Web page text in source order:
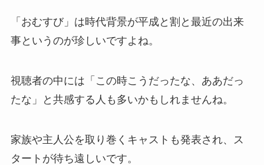
「おむすび」は時代背景が平成と割と最近の出来
事というのが珍しいですよね。
視聴者の中には「この時こうだったな、ああだっ
たな」と共感する人も多いかもしれませんね。
家族や主人公を取り巻くキャストも発表され、ス
タートが待ち遠しいです。